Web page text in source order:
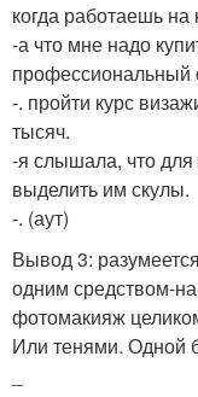
когда работаешь на
-а что мне надо
-. пройти курс
тысяч.
-я слышала, что для
выделить им скулы.
-. (аут)
Вывод 3:
одним средством-
фотомакияж
Или тенями. Одной